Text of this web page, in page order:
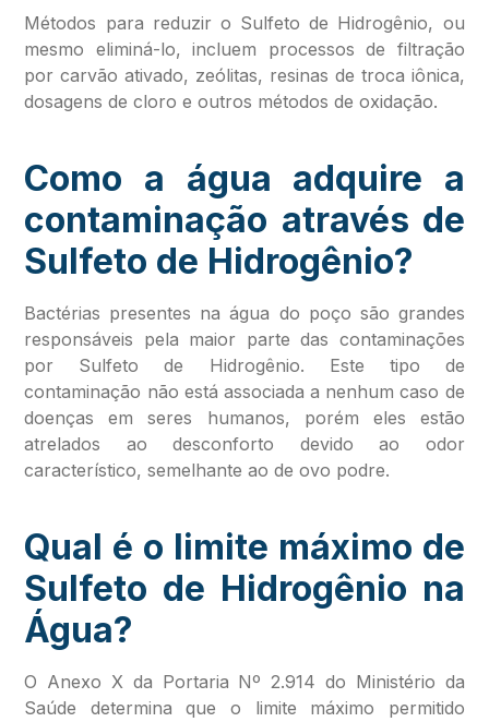
Métodos para reduzir o Sulfeto de Hidrogênio, ou
mesmo eliminá-lo, incluem processos de filtração
por carvão ativado, zeólitas, resinas de troca iônica,
dosagens de cloro e outros métodos de oxidação.
Como a água adquire a
contaminação através de
Sulfeto de Hidrogênio?
Bactérias presentes na água do poço são grandes
responsáveis pela maior parte das contaminações
por Sulfeto de Hidrogênio. Este tipo de
contaminação não está associada a nenhum caso de
doenças em seres humanos, porém eles estão
atrelados ao desconforto devido ao odor
característico, semelhante ao de ovo podre.
Qual é o limite máximo de
Sulfeto de Hidrogênio na
Água?
O Anexo X da Portaria Nº 2.914 do Ministério da
Saúde determina que o limite máximo permitido